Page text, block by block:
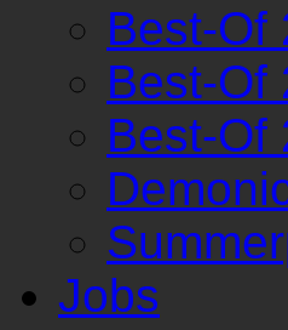
Best-Of
Best-Of
Best-Of
Jobs